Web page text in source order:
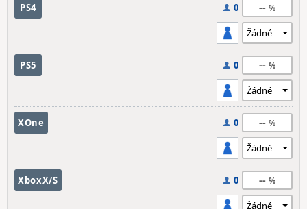
PS4 0 --
PS5 0 --
XOne 0 --
XboxX/S 0 --